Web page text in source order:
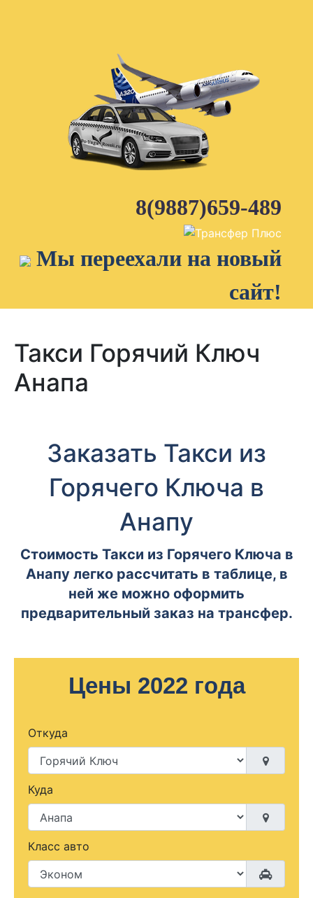
8(9887)659-489
Мы переехали на новый
сайт!
Такси Горячий Ключ
Анапа
Заказать Такси из
Горячего Ключа в
Анапу
Стоимость Такси из Горячего Ключа в
Анапу легко рассчитать в таблице, в
ней же можно оформить
предварительный заказ на трансфер.
Цены 2022 года
Откуда
Куда
Класс авто